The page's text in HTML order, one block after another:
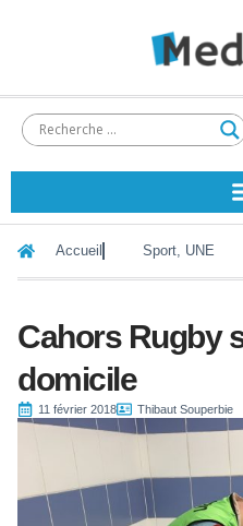
Accueil Sport, UNE
Cahors Rugby
domicile
11 février 2018 Thibaut Souperbie